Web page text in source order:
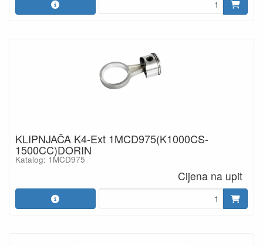
KLIPNJAČA K4-Ext 1MCD975(K1000CS-
1500CC)DORIN
Katalog: 1MCD975
Cijena na upit